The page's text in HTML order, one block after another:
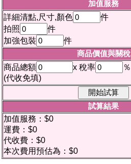
加值服務
詳細清點,尺寸,顏色
件
拍照
件
加強包裝
件
商品價值與關稅
商品總額
x 稅率
％
(代收免填)
試算結果
加值服務：$0
運費：$0
代收費：$0
本次費用預估為：$0